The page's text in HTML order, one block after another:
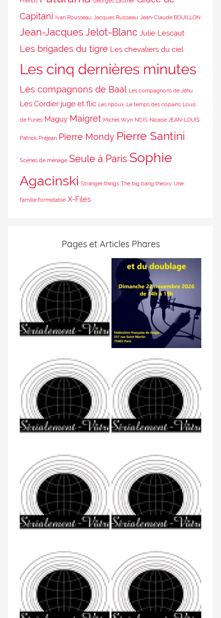
Capitani
Ivan Rousseau Jacques Ruisseau Jean-Claude BOUILLON
Jean-Jacques Jelot-Blanc Julie Lescaut
Les brigades du tigre Les chevaliers du ciel
Les cinq dernières minutes
Les compagnons de Baal Les compagnons de Jéhu
Les Cordier juge et flic Les ripoux Le temps des copains Louis
de Funès Maguy Maigret Michel Wyn NCIS Nicaise JEAN-LOUIS
Patrick Préjean Pierre Mondy Pierre Santini
Scènes de ménage Seule à Paris Sophie
Agacinski Stranger things The big bang theory Une
famille formidable X-Files
Pages et Articles Phares